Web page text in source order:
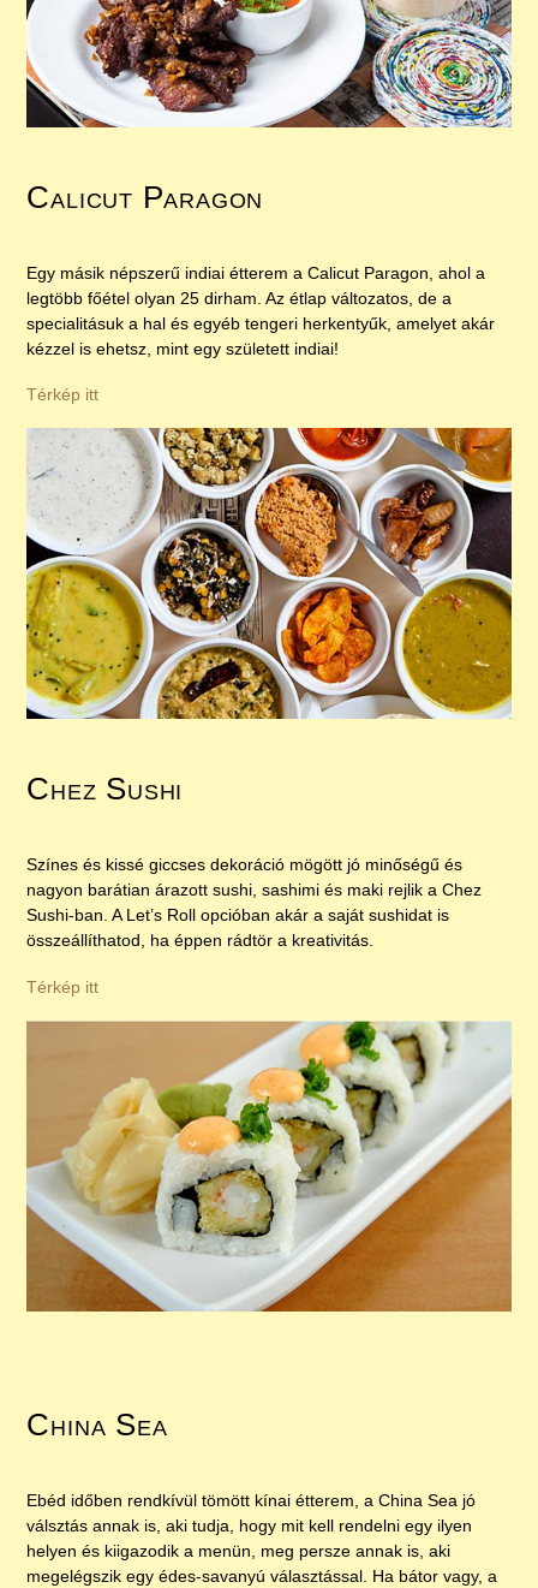
Calicut Paragon
Egy másik népszerű indiai étterem a Calicut Paragon, ahol a
legtöbb főétel olyan 25 dirham. Az étlap változatos, de a
specialitásuk a hal és egyéb tengeri herkentyűk, amelyet akár
kézzel is ehetsz, mint egy született indiai!
Térkép itt
Chez Sushi
Színes és kissé giccses dekoráció mögött jó minőségű és
nagyon barátian árazott sushi, sashimi és maki rejlik a Chez
Sushi-ban. A Let’s Roll opcióban akár a saját sushidat is
összeállíthatod, ha éppen rádtör a kreativitás.
Térkép itt
China Sea
Ebéd időben rendkívül tömött kínai étterem, a China Sea jó
válsztás annak is, aki tudja, hogy mit kell rendelni egy ilyen
helyen és kiigazodik a menün, meg persze annak is, aki
megelégszik egy édes-savanyú választással. Ha bátor vagy, a